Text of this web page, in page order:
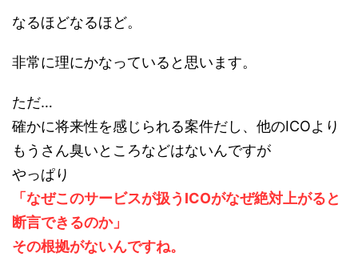
なるほどなるほど。
非常に理にかなっていると思います。
ただ…
確かに将来性を感じられる案件だし、他のICOより
もうさん臭いところなどはないんですが
やっぱり
「なぜこのサービスが扱うICOがなぜ絶対上がると
断言できるのか」
その根拠がないんですね。